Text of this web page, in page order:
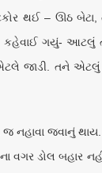
થઈ – ઊઠ બેટા,
ગયું- આટલું
જાડી. તને એટલું
જવાનું થાય.
ડોલ બહાર